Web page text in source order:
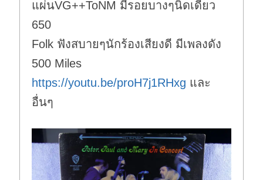
แผ่นVG++ToNM มีรอยบางๆนิดเดียว
650
Folk ฟังสบายๆนักร้องเสียงดี มีเพลงดัง
500 Miles
https://youtu.be/proH7j1RHxg และ
อื่นๆ